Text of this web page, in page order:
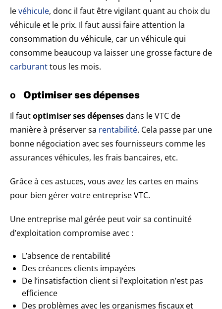
levéhicule, donc il faut être vigilant quant au choix du
véhicule et le prix. Il faut aussi faire attention la
consommation du véhicule, car un véhicule qui
consomme beaucoup va laisser une grosse facture de
carburanttous les mois.
o Optimiser ses dépenses
Il fautoptimiser ses dépensesdans le VTC de
manière à préserver sa rentabilité. Cela passe par une
bonne négociation avec ses fournisseurs comme les
assurances véhicules, les frais bancaires, etc.
Grâce à ces astuces, vous avez les cartes en mains
pour bien gérer votre entreprise VTC.
Une entreprise mal gérée peut voir sa continuité
d’exploitation compromise avec :
L’absence de rentabilité
Des créances clients impayées
De l’insatisfaction client si l’exploitation n’est pas
efficience
Des problèmes avec les organismes fiscaux et